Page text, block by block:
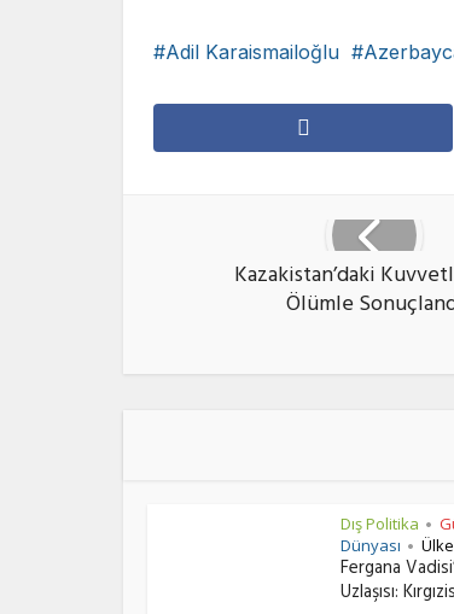
Adil Karaismailoğlu
Kazakistan’daki
Ölümle
Dış Politika •
Dünyası •
Fergana
Uzlaşısı: